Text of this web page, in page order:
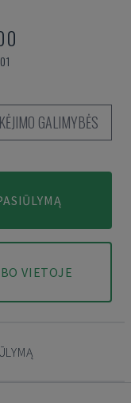
GALIMYBĖS
VIETOJE